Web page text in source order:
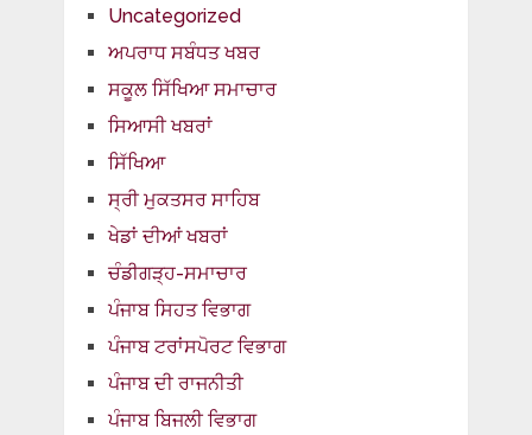
Uncategorized
ਅਪਰਾਧ ਸਬੰਧਤ ਖਬਰ
ਸਕੂਲ ਸਿੱਖਿਆ ਸਮਾਚਾਰ
ਸਿਆਸੀ ਖਬਰਾਂ
ਸਿੱਖਿਆ
ਸ੍ਰੀ ਮੁਕਤਸਰ ਸਾਹਿਬ
ਖੇਡਾਂ ਦੀਆਂ ਖਬਰਾਂ
ਚੰਡੀਗੜ੍ਹ-ਸਮਾਚਾਰ
ਪੰਜਾਬ ਸਿਹਤ ਵਿਭਾਗ
ਪੰਜਾਬ ਟਰਾਂਸਪੋਰਟ ਵਿਭਾਗ
ਪੰਜਾਬ ਦੀ ਰਾਜਨੀਤੀ
ਪੰਜਾਬ ਬਿਜਲੀ ਵਿਭਾਗ